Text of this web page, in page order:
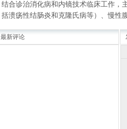
结合诊治消化病和内镜技术临床工作，
括溃疡性结肠炎和克隆氏病等）、慢性
最新评论